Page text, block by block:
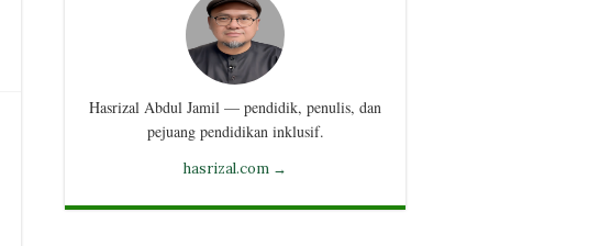
Hasrizal Abdul Jamil — pendidik, penulis, dan
pejuang pendidikan inklusif.
hasrizal.com →